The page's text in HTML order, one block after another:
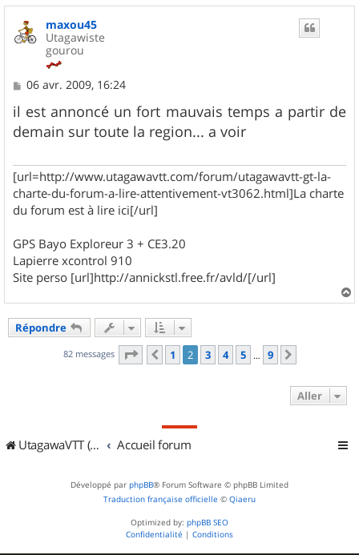
maxou45
Utagawiste
gourou
M
s
s
a
06 avr. 2009, 16:24
il est annoncé un fort mauvais temps a partir de
demain sur toute la region... a voir
[url=http://www.utagawavtt.com/forum/utagawavtt-gt-la-
charte-du-forum-a-lire-attentivement-vt3062.html]La charte
du forum est à lire ici[/url]
GPS Bayo Exploreur 3 + CE3.20
Lapierre xcontrol 910
Site perso [url]http://annickstl.free.fr/avld/[/url]
a
Répondre
82 messages Page 2sur9
Précédent
1 2 3 4 5 … 9
Aller
UtagawaVTT (Randos VTT et VTTAE avec traces GPS) Accueil forum
Développé par phpBB® Forum Software © phpBB Limited
Traduction française officielle © Qiaeru
Optimized by: phpBB SEO
Confidentialité | Conditions